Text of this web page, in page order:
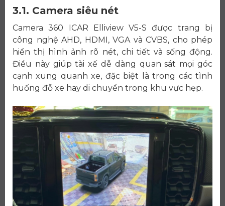
3.1. Camera siêu nét
Camera 360 ICAR Elliview V5-S được trang bị
công nghệ AHD, HDMI, VGA và CVBS, cho phép
hiển thị hình ảnh rõ nét, chi tiết và sống động.
Điều này giúp tài xế dễ dàng quan sát mọi góc
cạnh xung quanh xe, đặc biệt là trong các tình
huống đỗ xe hay di chuyển trong khu vực hẹp.